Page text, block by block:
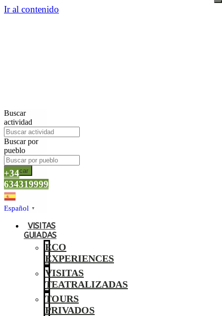
Ir al contenido
Buscar
actividad
Buscar por
pueblo
Buscar
+34
634319999
Español ▼
VISITAS
GUIADAS
ECO
EXPERIENCES
VISITAS
TEATRALIZADAS
TOURS
PRIVADOS